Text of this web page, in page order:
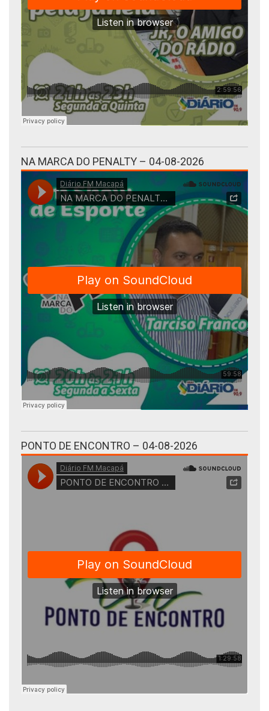
NA MARCA DO PENALTY – 04-08-2026
PONTO DE ENCONTRO – 04-08-2026